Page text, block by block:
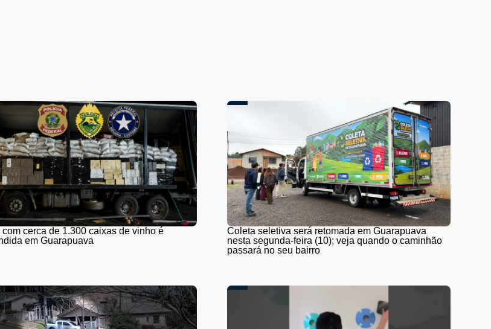
com cerca de 1.300 caixas de vinho é
em Guarapuava
Coleta seletiva será retomada em Guarapuava
nesta segunda-feira (10); veja quando o caminhão
passará no seu bairro